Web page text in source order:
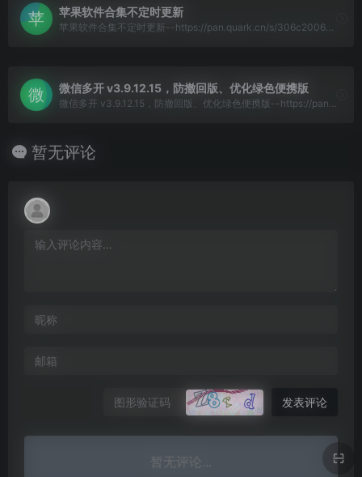
苹果软件合集不定时更新
微信多开 v3.9.12.15，防撤回版、优化绿色便携版
暂无评论
发表评论
暂无评论...